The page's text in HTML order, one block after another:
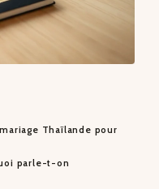
Thaïlande pour
parle-t-on